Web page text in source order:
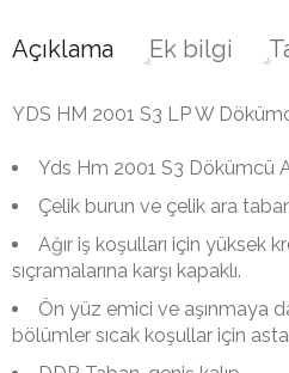
Açıklama Ek bilgi
YDS HM 2001 S3 LP W
Yds Hm 2001 S3 Dökümcü
Çelik burun ve çelik ara
Ağır iş koşulları için yüksek
sıçramalarına karşı kapaklı.
Ön yüz emici ve aşınmaya
bölümler sıcak koşullar için